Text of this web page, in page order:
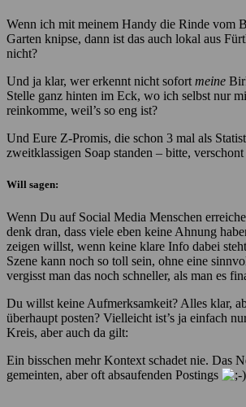
Wenn ich mit meinem Handy die Rinde vom
Garten knipse, dann ist das auch lokal aus
nicht?
Und ja klar, wer erkennt nicht sofort meine
Stelle ganz hinten im Eck, wo ich selbst nur
reinkomme, weil’s so eng ist?
Und Eure Z-Promis, die schon 3 mal als
zweitklassigen Soap standen – bitte,
Will sagen:
Wenn Du auf Social Media Menschen
denk dran, dass viele eben keine Ahnung
zeigen willst, wenn keine klare Info dabei
Szene kann noch so toll sein, ohne eine
vergisst man das noch schneller, als man es
Du willst keine Aufmerksamkeit? Alles klar,
überhaupt posten? Vielleicht ist’s ja einfach
Kreis, aber auch da gilt:
Ein bisschen mehr Kontext schadet nie. Das
gemeinten, aber oft absaufenden Postings